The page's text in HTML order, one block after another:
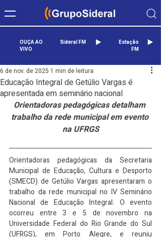
OUÇA AO
VIVO
Sideral FM
Estação
FM
Educação Integral de Getúlio Vargas é
apresentada em seminário nacional
6 de nov. de 2025 1 min de leitura
Orientadoras pedagógicas detalham
trabalho da rede municipal em evento
na UFRGS
Orientadoras pedagógicas da Secretaria
Municipal de Educação, Cultura e Desporto
(SMECD) de Getúlio Vargas apresentaram o
trabalho da rede municipal no IV Seminário
Nacional de Educação Integral. O evento
ocorreu entre 3 e 5 de novembro na
Universidade Federal do Rio Grande do Sul
(UFRGS), em Porto Alegre, e reuniu